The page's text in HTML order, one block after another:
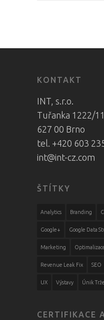
KONTAKT
INT, s.r.o.
Tuřanka 1222/
627 00 Brno
tel. +420 603
int@int-cz.com
ŠTÍTKY
Analytics Branding
Google+ Google Data
Marketing
Revenue Leak Fix SEO
UX Výstavy Únik
CERTIFIKACE